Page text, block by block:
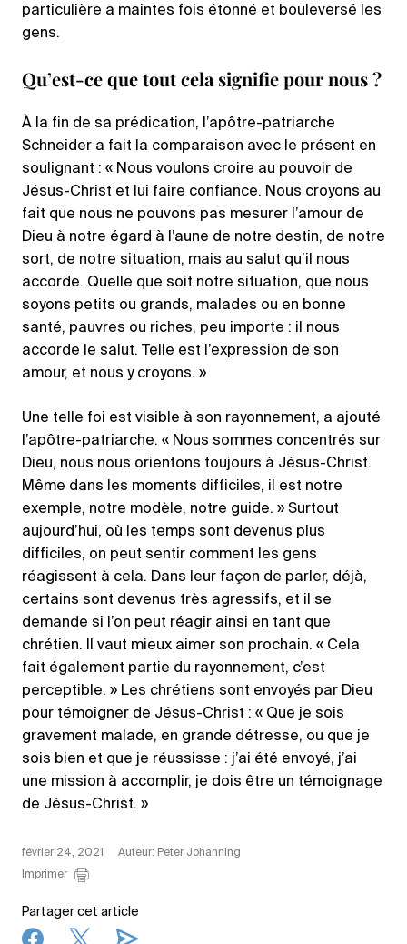
particulière a maintes fois étonné et bouleversé les
gens.
Qu’est-ce que tout cela signifie pour nous ?
À la fin de sa prédication, l’apôtre-patriarche
Schneider a fait la comparaison avec le présent en
soulignant : « Nous voulons croire au pouvoir de
Jésus-Christ et lui faire confiance. Nous croyons au
fait que nous ne pouvons pas mesurer l’amour de
Dieu à notre égard à l’aune de notre destin, de notre
sort, de notre situation, mais au salut qu’il nous
accorde. Quelle que soit notre situation, que nous
soyons petits ou grands, malades ou en bonne
santé, pauvres ou riches, peu importe : il nous
accorde le salut. Telle est l’expression de son
amour, et nous y croyons. »
Une telle foi est visible à son rayonnement, a ajouté
l’apôtre-patriarche. « Nous sommes concentrés sur
Dieu, nous nous orientons toujours à Jésus-Christ.
Même dans les moments difficiles, il est notre
exemple, notre modèle, notre guide. » Surtout
aujourd’hui, où les temps sont devenus plus
difficiles, on peut sentir comment les gens
réagissent à cela. Dans leur façon de parler, déjà,
certains sont devenus très agressifs, et il se
demande si l’on peut réagir ainsi en tant que
chrétien. Il vaut mieux aimer son prochain. « Cela
fait également partie du rayonnement, c’est
perceptible. » Les chrétiens sont envoyés par Dieu
pour témoigner de Jésus-Christ : « Que je sois
gravement malade, en grande détresse, ou que je
sois bien et que je réussisse : j’ai été envoyé, j’ai
une mission à accomplir, je dois être un témoignage
de Jésus-Christ. »
février 24, 2021
Auteur: Peter Johanning
Imprimer
Partager cet article